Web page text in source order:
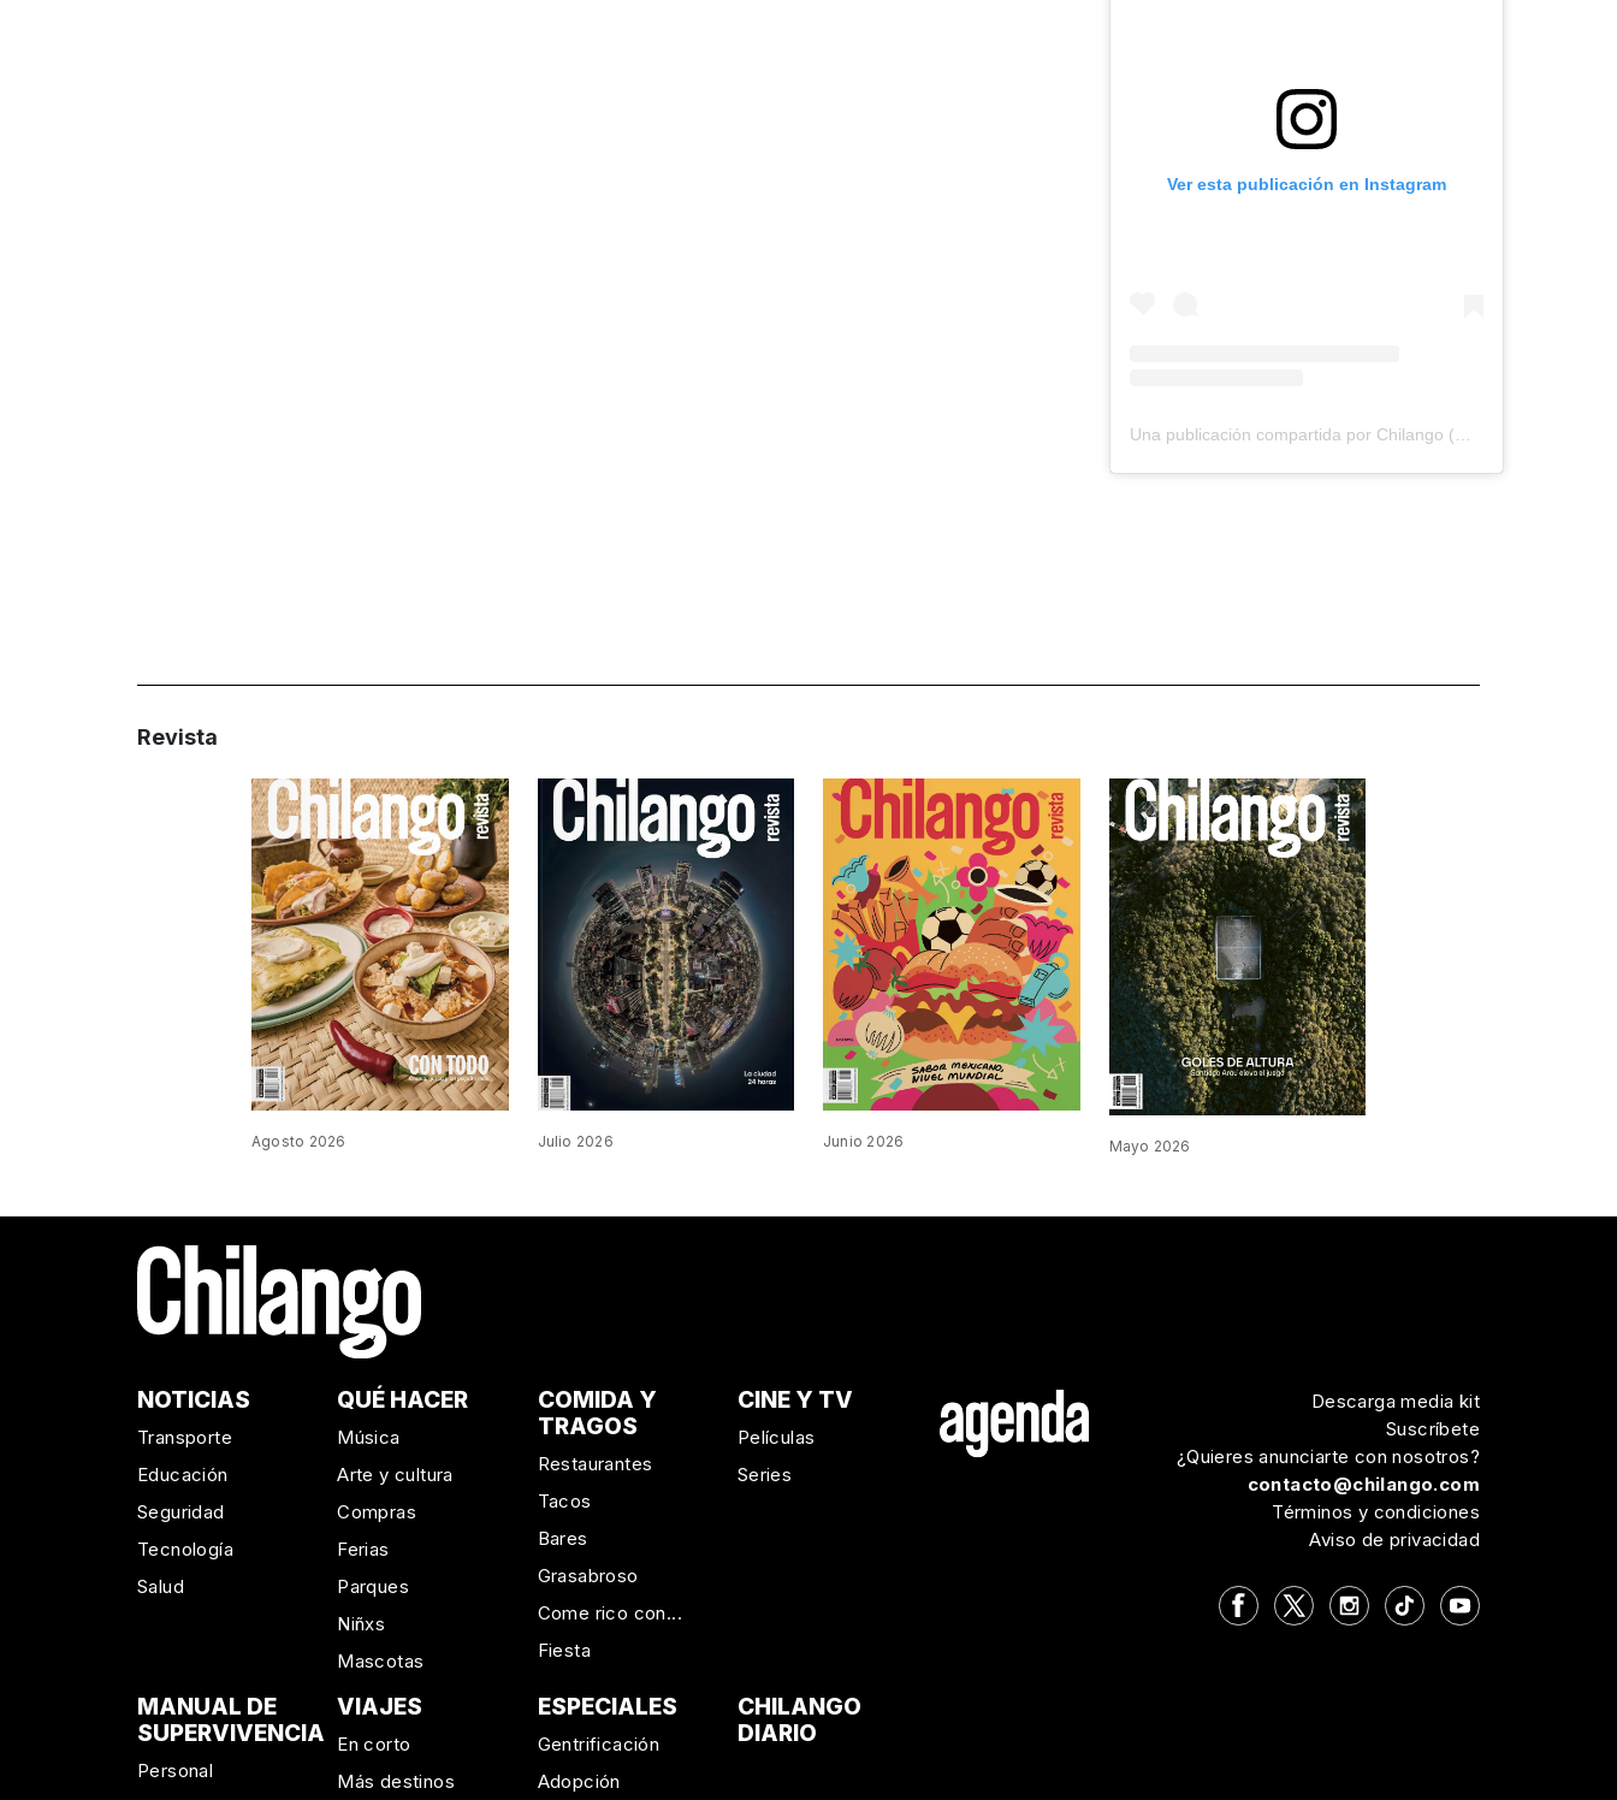
Ver esta publicación en Instagram
Una publicación compartida por Chilango (@chilangocom)
Revista
Agosto 2026 Julio 2026 Junio 2026 Mayo 2026
NOTICIAS
Transporte
Educación
Seguridad
Tecnología
Salud
QUÉ HACER
Música
Arte y cultura
Compras
Ferias
Parques
Niñxs
Mascotas
COMIDA Y
TRAGOS
Restaurantes
Tacos
Bares
Grasabroso
Come rico con...
Fiesta
CINE Y TV
Películas
Series
MANUAL DE
SUPERVIVENCIA
Personal
VIAJES
En corto
Más destinos
ESPECIALES
Gentrificación
Adopción
CHILANGO
DIARIO
Descarga media kit
Suscríbete
¿Quieres anunciarte con nosotros?
contacto@chilango.com
Términos y condiciones
Aviso de privacidad